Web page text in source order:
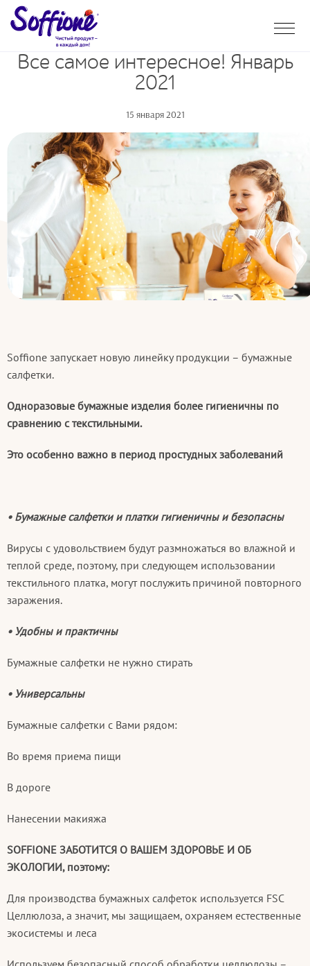
Все самое интересное! Январь
2021
15 января 2021
Soffione запускает новую линейку продукции – бумажные
салфетки.
Одноразовые бумажные изделия более гигиеничны по
сравнению с текстильными.
Это особенно важно в период простудных заболеваний
• Бумажные салфетки и платки гигиеничны и безопасны
Вирусы с удовольствием будут размножаться во влажной и
теплой среде, поэтому, при следующем использовании
текстильного платка, могут послужить причиной повторного
заражения.
• Удобны и практичны
Бумажные салфетки не нужно стирать
• Универсальны
Бумажные салфетки с Вами рядом:
Во время приема пищи
В дороге
Нанесении макияжа
SOFFIONE ЗАБОТИТСЯ О ВАШЕМ ЗДОРОВЬЕ И ОБ
ЭКОЛОГИИ, поэтому:
Для производства бумажных салфеток используется FSC
Целлюлоза, а значит, мы защищаем, охраняем естественные
экосистемы и леса